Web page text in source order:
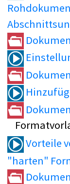
Vorteile
"harten"